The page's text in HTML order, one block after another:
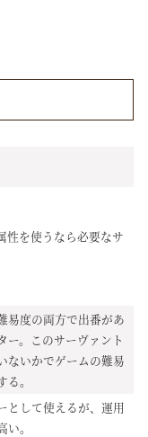
性を使うなら必要なサ
易度の両方で出番があ
ー。このサーヴァント
ないかでゲームの難易
。
として使えるが、運用
。